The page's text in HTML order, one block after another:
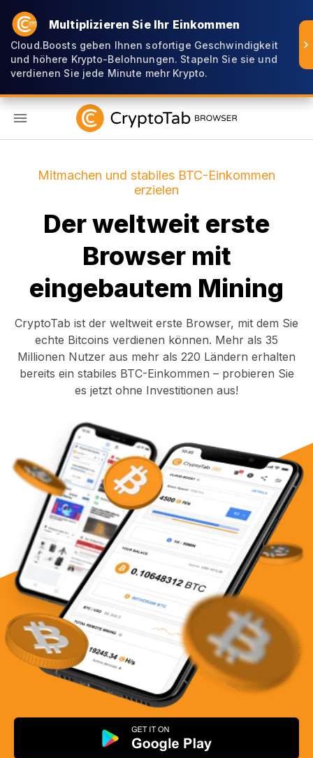
Multiplizieren Sie Ihr Einkommen
Cloud.Boosts geben Ihnen sofortige Geschwindigkeit
und höhere Krypto-Belohnungen. Stapeln Sie sie und
verdienen Sie jede Minute mehr Krypto.
Mitmachen und stabiles BTC-Einkommen
erzielen
Der weltweit erste
Browser mit
eingebautem Mining
CryptoTab ist der weltweit erste Browser, mit dem Sie
echte Bitcoins verdienen können. Mehr als 35
Millionen Nutzer aus mehr als 220 Ländern erhalten
bereits ein stabiles BTC-Einkommen – probieren Sie
es jetzt ohne Investitionen aus!